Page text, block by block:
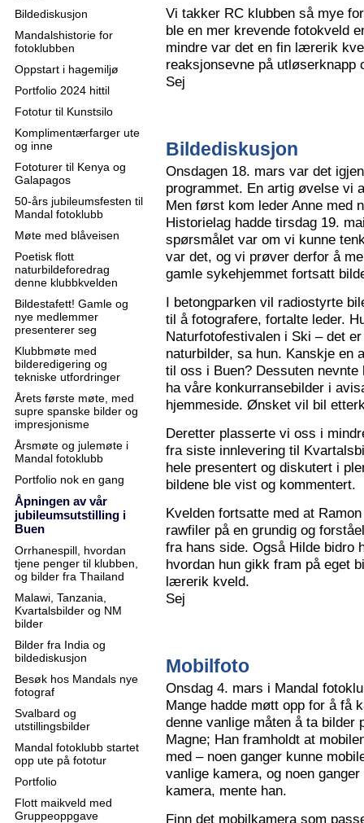
Bildediskusjon
Mandalshistorie for
fotoklubben
Oppstart i hagemiljø
Portfolio 2024 hittil
Fototur til Kunstsilo
Komplimentærfarger ute
og inne
Fototurer til Kenya og
Galapagos
50-års jubileumsfesten til
Mandal fotoklubb
Møte med blåveisen
Poetisk flott
naturbildeforedrag
denne klubbkvelden
Bildestafett! Gamle og
nye medlemmer
presenterer seg
Klubbmøte med
bilderedigering og
tekniske utfordringer
Årets første møte, med
supre spanske bilder og
impresjonisme
Årsmøte og julemøte i
Mandal fotoklubb
Portfolio nok en gang
Åpningen av vår
jubileumsutstilling i
Buen
Orrhanespill, hvordan
tjene penger til klubben,
og bilder fra Thailand
Malawi, Tanzania,
Kvartalsbilder og NM
bilder
Bilder fra India og
bildediskusjon
Besøk hos Mandals nye
fotograf
Svalbard og
utstillingsbilder
Mandal fotoklubb startet
opp ute på fototur
Portfolio
Flott maikveld med
Gruppeoppgave
Vi takker RC klubben så mye
ble en mer krevende fotokveld
mindre var det en fin lærerik
reaksjonsevne på utløserknapp
Sej
Bildediskusjon
Onsdagen 18. mars var det
programmet. En artig øvelse vi
Men først kom leder Anne med
Historielag hadde tirsdag 19.
spørsmålet var om vi kunne
var det, og vi prøver derfor å
gamle sykehjemmet fortsatt
I betongparken vil radiostyrte
til å fotografere, fortalte leder.
Naturfotofestivalen i Ski – det
naturbilder, sa hun. Kanskje en
til oss i Buen? Dessuten
ha våre konkurransebilder i
hjemmeside. Ønsket vil bil
Deretter plasserte vi oss i
fra siste innlevering til
hele presentert og diskutert i
bildene ble vist og kommentert.
Kvelden fortsatte med at
rawfiler på en grundig og
fra hans side. Også Hilde bidro
hvordan hun gikk fram på eget
lærerik kveld.
Sej
Mobilfoto
Onsdag 4. mars i Mandal
Mange hadde møtt opp for å få
denne vanlige måten å ta bilder
Magne; Han framholdt at
med – noen ganger kunne
vanlige kamera, og noen
kamera, mente han.
Finn det mobilkamera som